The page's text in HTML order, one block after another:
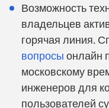
Возможность
владельцев
горячая линия.
вопросы онлайн
московскому
инженеров для
пользователей